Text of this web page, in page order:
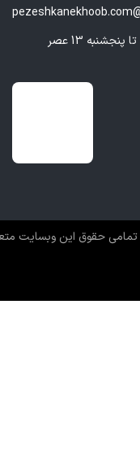
تمامی حقوق این وبسایت